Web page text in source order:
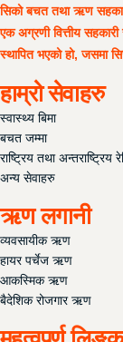
सिको बचत तथा ऋण
एक अग्रणी वित्तीय
स्थापित भएको हो, जसमा
हाम्रो सेवाहरु
स्वास्थ्य बिमा
बचत जम्मा
राष्ट्रिय तथा अन्तराष्ट्रिय
अन्य सेवाहरु
ऋण लगानी
व्यवसायीक ऋण
हायर पर्चेज ऋण
आकस्मिक ऋण
बैदेशिक रोजगार ऋण